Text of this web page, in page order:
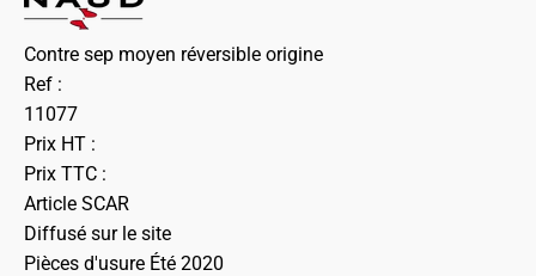
Contre sep moyen réversible origine
Ref :
11077
Prix HT :
Prix TTC :
Article SCAR
Diffusé sur le site
Pièces d'usure Été 2020